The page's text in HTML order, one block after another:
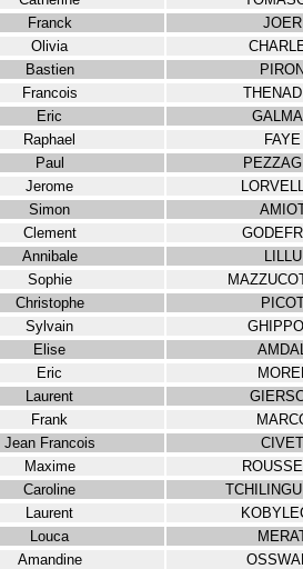
Franck
JOER
Olivia
Bastien
Francois
Eric
Raphael
FAYE
Paul
Jerome
Simon
Clement
Annibale
LILLU
Sophie
Christophe
Sylvain
Elise
Eric
Laurent
Frank
Jean Francois
CIVET
Maxime
Caroline
Laurent
Louca
Amandine